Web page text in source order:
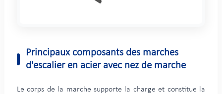
Principaux composants des marches
d'escalier en acier avec nez de marche
Le corps de la marche supporte la charge et constitue la